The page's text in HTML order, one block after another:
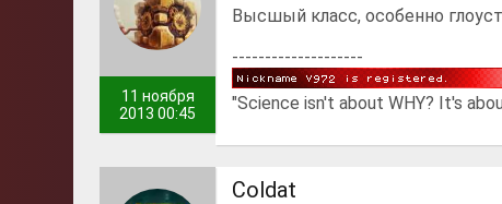
11 ноября
2013 00:45
Высшый класс, особенно
--------------------
"Science isn't about WHY? It's
Coldat